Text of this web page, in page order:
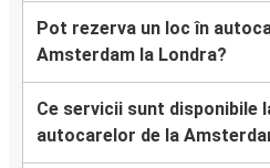
Pot rezerva un loc în
Amsterdam la Londra?
Ce servicii sunt disponibile
autocarelor de la